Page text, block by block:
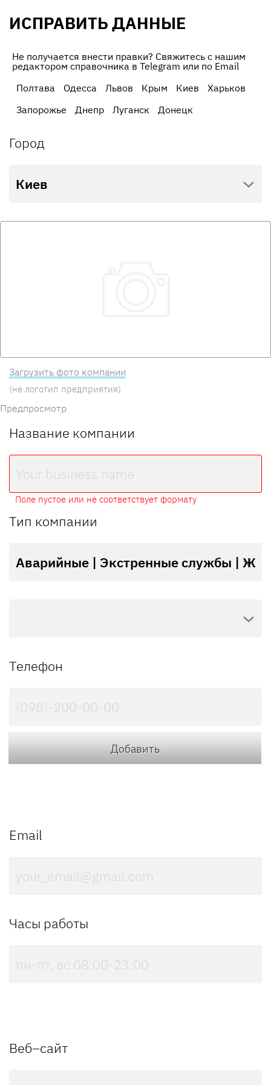
ИСПРАВИТЬ ДАННЫЕ
Не получается внести правки? Свяжитесь с нашим
редактором справочника в Telegram или по Email
Полтава
Одесса Львов Крым Киев
Харьков
Запорожье
Днепр Луганск Донецк
Город
Название компании
Поле пустое или не соответствует формату
Загрузить фото компании
(не логотип предприятия)
Предпросмотр
Тип компании
Телефон
Добавить
Email
Часы работы
Веб–сайт